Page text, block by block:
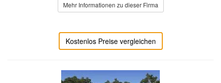
Mehr Informationen zu dieser Firma
Kostenlos Preise vergleichen